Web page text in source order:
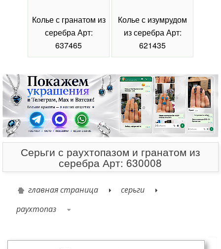
Колье с гранатом из
серебра Арт:
637465
Колье с изумрудом
из серебра Арт:
621435
Серьги с раухтопазом и гранатом из
серебра Арт: 630008
главная страница
серьги
раухтопаз